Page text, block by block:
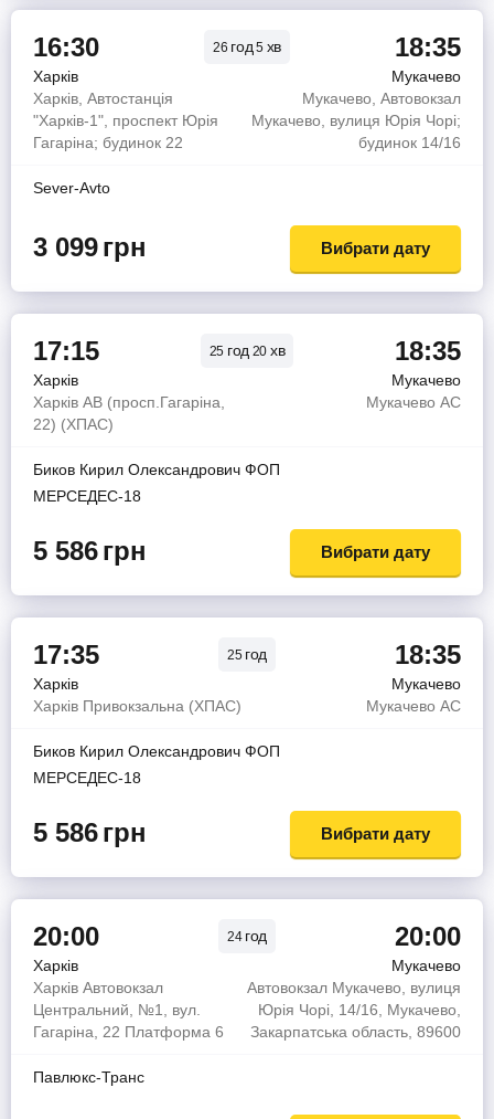
16:30 26 год5 хв 18:35
Харків
Мукачево
Харків, Автостанція
"Харків-1", проспект Юрія
Гагаріна; будинок 22
Мукачево, Автовокзал
Мукачево, вулиця Юрія Чорі;
будинок 14/16
Sever-Avto
3 099грн Вибрати дату
17:15 25 год 20 хв 18:35
Харків
Мукачево
Харків АВ (просп.Гагаріна,
22) (ХПАС)
Мукачево АС
Биков Кирил Олександрович ФОП
МЕРСЕДЕС-18
5 586грн Вибрати дату
17:35 25 год 18:35
Харків
Мукачево
Харків Привокзальна (ХПАС)
Мукачево АС
Биков Кирил Олександрович ФОП
МЕРСЕДЕС-18
5 586грн Вибрати дату
20:00 24 год 20:00
Харків
Мукачево
Харків Автовокзал
Центральний, №1, вул.
Гагаріна, 22 Платформа 6
Автовокзал Мукачево, вулиця
Юрія Чорі, 14/16, Мукачево,
Закарпатська область, 89600
Павлюкс-Транс